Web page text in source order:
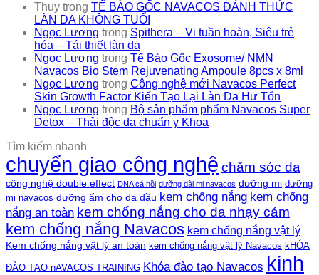
Thuy trong TẾ BÀO GỐC NAVACOS ĐÁNH THỨC
LÀN DA KHÔNG TUỔI
Ngọc Lương trong Spithera – Vi tuần hoàn, Siêu trẻ
hóa – Tái thiết làn da
Ngọc Lương trong Tế Bào Gốc Exosome/ NMN
Navacos Bio Stem Rejuvenating Ampoule 8pcs x 8ml
Ngọc Lương trong Công nghệ mới Navacos Perfect
Skin Growth Factor Kiến Tạo Lại Làn Da Hư Tổn
Ngọc Lương trong Bộ sản phẩm phẩm Navacos Super
Detox – Thải độc da chuẩn y Khoa
Tìm kiếm nhanh
chuyển giao công nghệ chăm sóc da
công nghệ double effect DNA cá hồi dưỡng dài mi navacos dưỡng mi dưỡng
mi navacos dưỡng ẩm cho da dầu kem chống nắng kem chống
nắng an toàn kem chống nắng cho da nhạy cảm
kem chống nắng Navacos kem chống nắng vật lý
Kem chống nắng vật lý an toàn kem chống nắng vật lý Navacos kHÓA
ĐÀO TẠO nAVACOS TRAINING Khóa đào tạo Navacos kinh